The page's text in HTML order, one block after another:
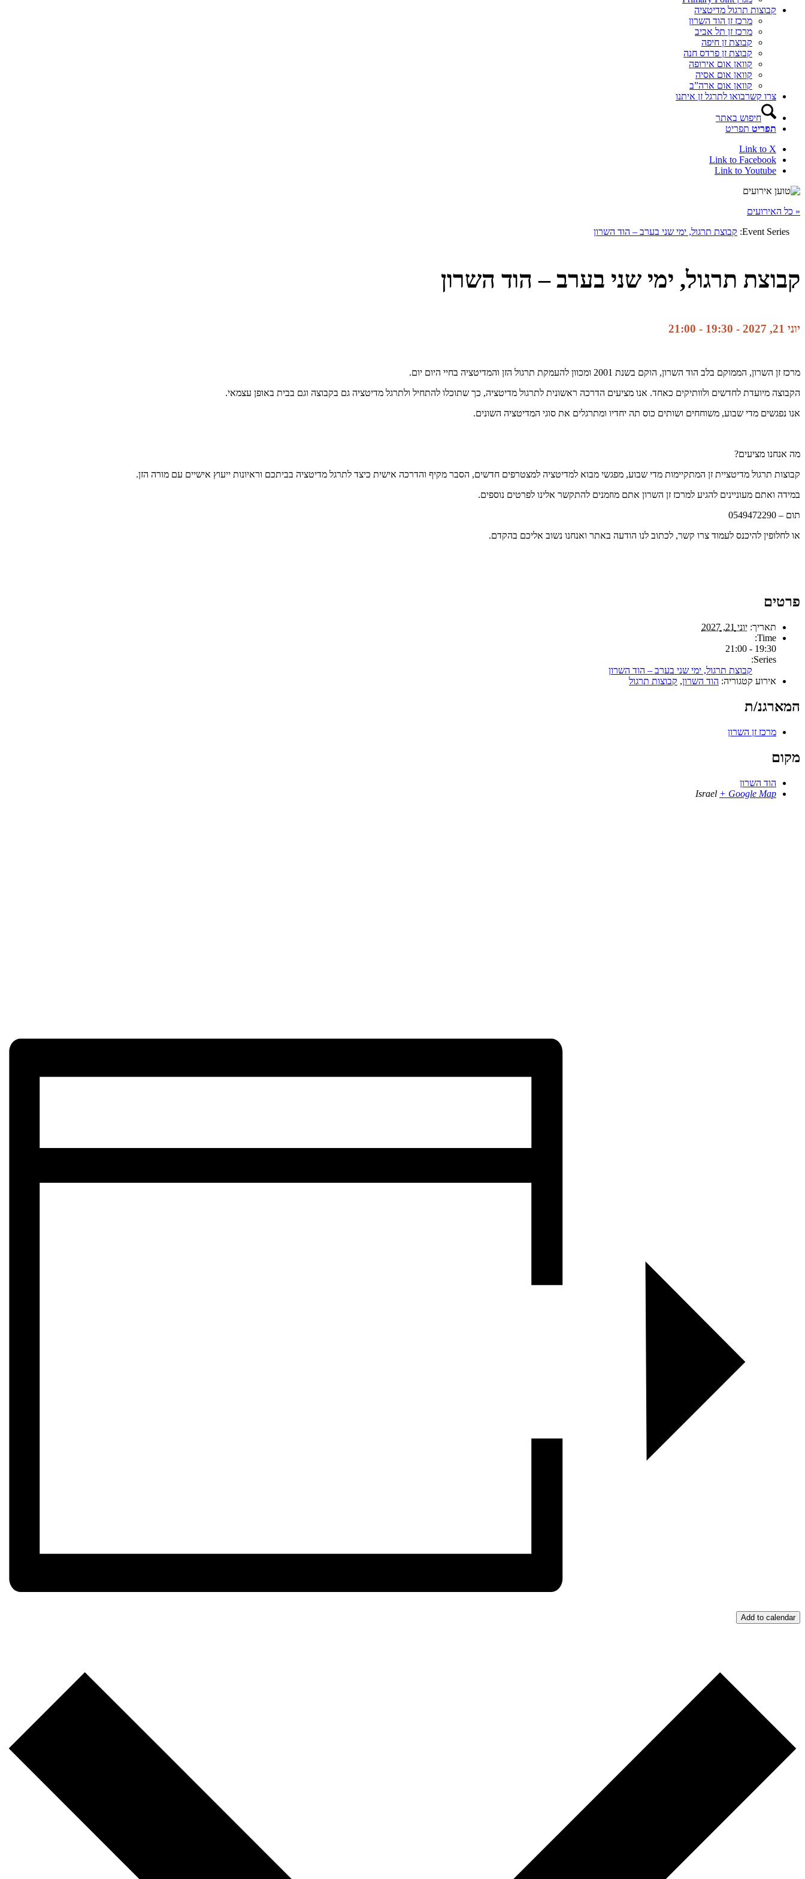
קבוצות תרגול מדיטציה
מרכז זן הוד השרון
מרכז זן תל אביב
קבוצת זן חיפה
קבוצת זן פרדס חנה
קוואן אום אירופה
קוואן אום אסיה
קוואן אום ארה”ב
צרו קשרבואו לתרגל זן איתנו
חיפוש באתר
תפריט תפריט
Link to X
Link to Facebook
Link to Youtube
« כל האירועים
Event Series: קבוצת תרגול, ימי שני בערב – הוד השרון
קבוצת תרגול, ימי שני בערב – הוד השרון
יוני 21, 2027 - 19:30 -
21:00
מרכז זן השרון, הממוקם בלב הוד השרון, הוקם בשנת 2001 ומכוון להעמקת תרגול הזן והמדיטציה בחיי היום יום.
הקבוצה מיועדת לחדשים ולוותיקים כאחד. אנו מציעים הדרכה ראשונית לתרגול מדיטציה, כך שתוכלו להתחיל ולתרגל מדיטציה גם בקבוצה וגם בבית באופן עצמאי.
אנו נפגשים מדי שבוע, משוחחים ושותים כוס תה יחדיו ומתרגלים את סוגי המדיטציה השונים.
מה אנחנו מציעים?
קבוצות תרגול מדיטציית זן המתקיימות מדי שבוע, מפגשי מבוא למדיטציה למצטרפים חדשים, הסבר מקיף והדרכה אישית כיצד לתרגל מדיטציה בביתכם וראיונות ייעוץ אישיים עם מורה הזן.
במידה ואתם מעוניינים להגיע למרכז זן השרון אתם מוזמנים להתקשר אלינו לפרטים נוספים.
תום – 0549472290
או לחלופין להיכנס לעמוד צרו קשר, לכתוב לנו הודעה באתר ואנחנו נשוב אליכם בהקדם.
פרטים
תאריך: יוני 21, 2027
Time:
19:30 - 21:00
Series:
קבוצת תרגול, ימי שני בערב – הוד השרון
אירוע קטגוריה: הוד השרון, קבוצות תרגול
המארגנ/ת
מרכז זן השרון
מקום
הוד השרון
Israel + Google Map
Add to calendar